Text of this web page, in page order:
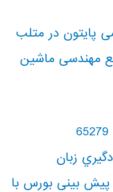
پایتون در متلب
مهندسی ماشین
زبان
بینی بورس با